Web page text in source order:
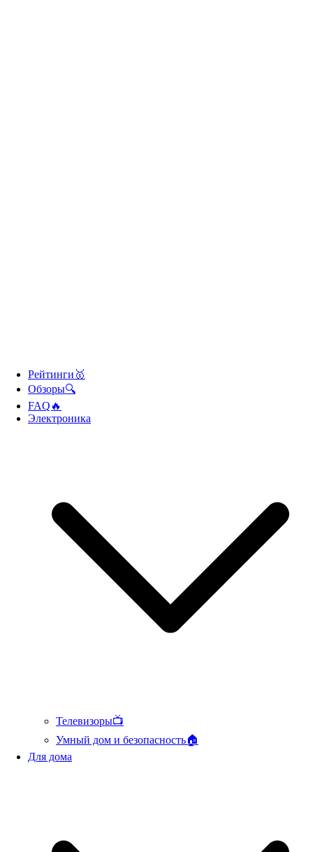
Рейтинги🥇
Обзоры🔍
FAQ🔥
Электроника
Телевизоры📺
Умный дом и безопасность🏠
Для дома